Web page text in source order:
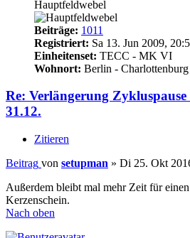
Hauptfeldwebel
Beiträge: 1011
Registriert: Sa 13. Jun 2009,
Einheitenset: TECC - MK VI
Wohnort: Berlin - Charlottenburg
Re: Verlängerung
31.12.
Zitieren
Beitrag von setupman » Di 25. Okt
Außerdem bleibt mal mehr Zeit für
Kerzenschein.
Nach oben